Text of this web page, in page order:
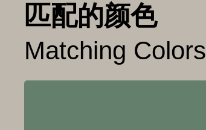
匹配的颜色
Matching Colors